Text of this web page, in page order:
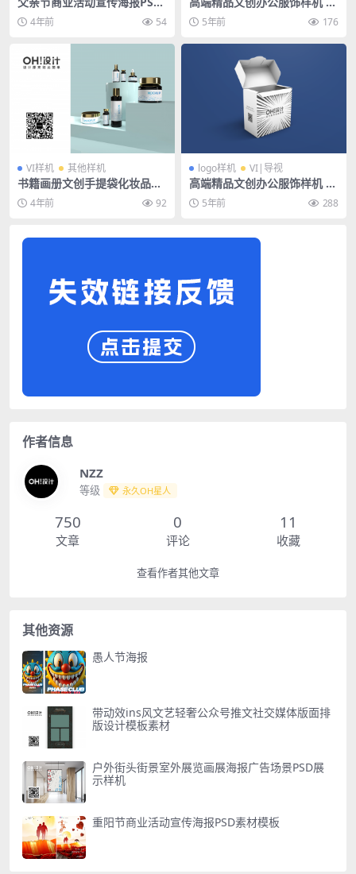
素材模板
4年前 54
马克杯水杯杯子
5年前 176
VI样机 其他样机
书籍画册文创手提袋化妆品包
装VI场景样机PSD素材
4年前 92
logo样机 VI|导视
高端精品文创办公服饰样机 —
礼品盒包装盒方盒
5年前 288
作者信息
NZZ
等级 永久OH星人
750
文章
0
评论
11
收藏
查看作者其他文章
其他资源
愚人节海报
带动效ins风文艺轻奢公众号推文社交媒体版面排
版设计模板素材
户外街头街景室外展览画展海报广告场景PSD展
示样机
重阳节商业活动宣传海报PSD素材模板